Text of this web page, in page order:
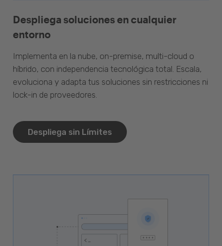
Despliega soluciones en cualquier
entorno
Implementa en la nube, on-premise, multi-cloud o
híbrido, con independencia tecnológica total. Escala,
evoluciona y adapta tus soluciones sin restricciones ni
lock-in de proveedores.
Despliega sin Límites